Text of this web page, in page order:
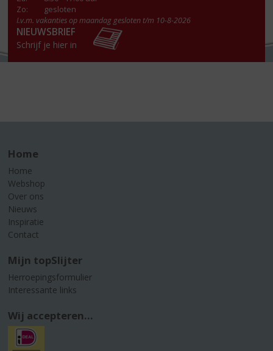
Zo:
gesloten
I.v.m. vakanties op maandag gesloten t/m 10-8-2026
NIEUWSBRIEF
Schrijf je hier in
Home
Home
Webshop
Over ons
Nieuws
Inspiratie
Contact
Mijn topSlijter
Herroepingsformulier
Interessante links
Wij accepteren...